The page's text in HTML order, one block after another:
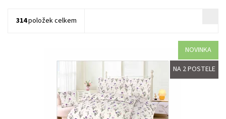
314položek celkem
NOVINKA
NA 2 POSTELE
Povlečení z mikrosaténu je ideální rodinné balení právě pro vaši
ložnici. Lůžkovina je určená na dvě postele.
Speciální mikrovlákno se saténovou úpravou si zamilujete pro
Skladem >5 ks
8595248440470